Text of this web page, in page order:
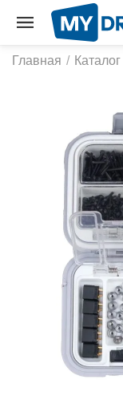
Главная / Каталог